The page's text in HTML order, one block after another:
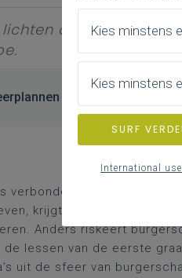
de principes
verbonden met
krijgt het thema meer
Anders riskeert
lessen van de eerste
uit de sfeer van
Kies minstens
Kies minstens
SURF
International